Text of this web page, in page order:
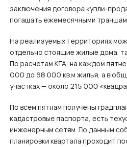
заключения договора купли-
погашать ежемесячными
На реализуемых территориях
отдельно стоящие жилые дома,
По расчетам КГА, на каждом
000 до 68 000 кв.м жилья, а в
участках — около 215 000
По всем пятнам получены
кадастровые паспорта, есть
инженерным сетям. По данным
планировки квартала проходит